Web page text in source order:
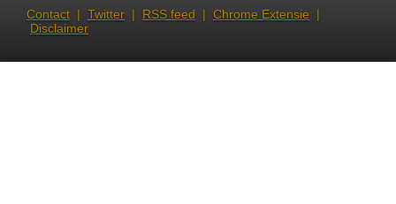
Contact | Twitter | RSS feed | Chrome Extensie |
Disclaimer